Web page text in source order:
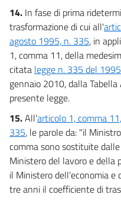
14. In fase di prima
trasformazione di cui all'
agosto 1995, n. 335, in
1, comma 11, della
citata legge n. 335 del 1995
gennaio 2010, dalla
presente legge.
15.All'articolo 1, comma
335, le parole da: "il
comma sono sostituite
Ministero del lavoro e della
il Ministero dell'economia e
tre anni il coefficiente di